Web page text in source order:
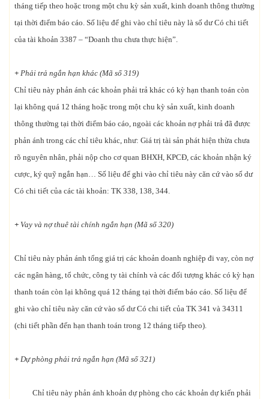
tháng tiếp theo hoặc trong một chu kỳ sản xuất, kinh doanh thông thường
tại thời điểm báo cáo. Số liệu để ghi vào chỉ tiêu này là số dư Có chi tiết
của tài khoản 3387 – “Doanh thu chưa thực hiện”.
+ Phải trả ngắn hạn khác (Mã số 319)
Chỉ tiêu này phản ánh các khoản phải trả khác có kỳ hạn thanh toán còn
lại không quá 12 tháng hoặc trong một chu kỳ sản xuất, kinh doanh
thông thường tại thời điểm báo cáo, ngoài các khoản nợ phải trả đã được
phản ánh trong các chỉ tiêu khác, như: Giá trị tài sản phát hiện thừa chưa
rõ nguyên nhân, phải nộp cho cơ quan BHXH, KPCĐ, các khoản nhận ký
cược, ký quỹ ngắn hạn… Số liệu để ghi vào chỉ tiêu này căn cứ vào số dư
Có chi tiết của các tài khoản: TK 338, 138, 344.
+ Vay và nợ thuê tài chính ngắn hạn (Mã số 320)
Chỉ tiêu này phản ánh tổng giá trị các khoản doanh nghiệp đi vay, còn nợ
các ngân hàng, tổ chức, công ty tài chính và các đối tượng khác có kỳ hạn
thanh toán còn lại không quá 12 tháng tại thời điểm báo cáo. Số liệu để
ghi vào chỉ tiêu này căn cứ vào số dư Có chi tiết của TK 341 và 34311
(chi tiết phần đến hạn thanh toán trong 12 tháng tiếp theo).
+ Dự phòng phải trả ngắn hạn (Mã số 321)
Chỉ tiêu này phản ánh khoản dự phòng cho các khoản dự kiến phải